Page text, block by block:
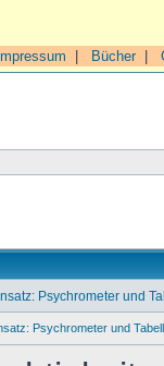
Impressum Bücher|
Psychrometer und
Psychrometer und